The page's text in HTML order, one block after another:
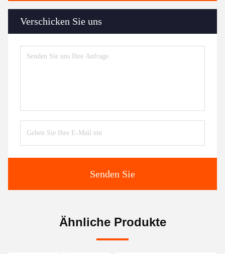
Verschicken Sie uns
Senden Sie
Ähnliche Produkte